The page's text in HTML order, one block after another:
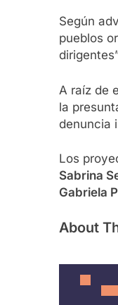
Según
pueblos
A raíz de
la
denuncia
Los
Sabrina
Gabriela
About